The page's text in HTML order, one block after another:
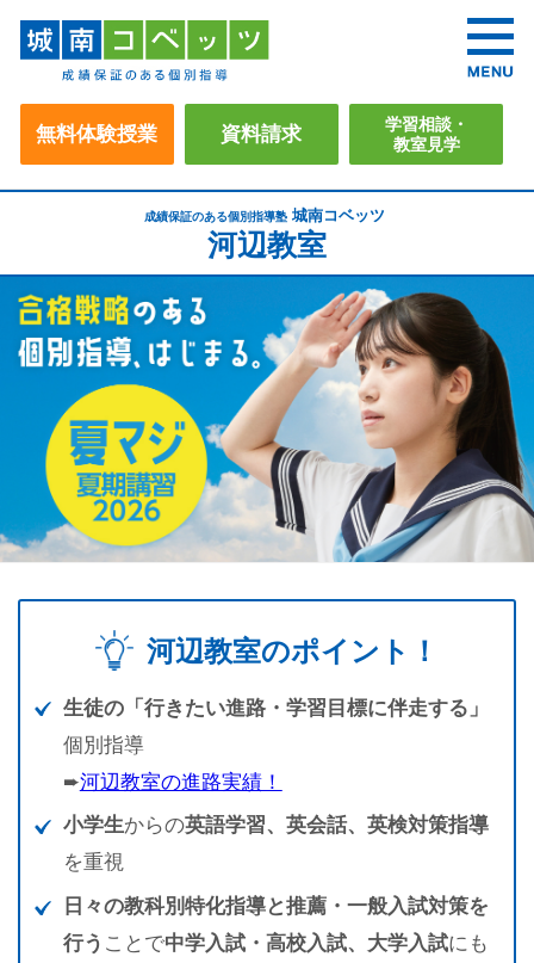
無料体験授業 資料請求
学習相談・
教室見学
成績保証のある個別指導塾 城南コベッツ
河辺教室
河辺教室のポイント！
生徒の「行きたい進路・学習目標に伴走する」
個別指導
➨河辺教室の進路実績！
小学生からの英語学習、英会話、英検対策指導
を重視
日々の教科別特化指導と推薦・一般入試対策を
行う ことで中学入試・高校入試、大学入試にも